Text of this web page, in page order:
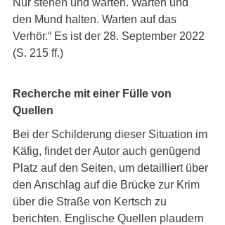
Nur stehen und warten. Warten und
den Mund halten. Warten auf das
Verhör.“ Es ist der 28. September 2022
(S. 215 ff.)
Recherche mit einer Fülle von
Quellen
Bei der Schilderung dieser Situation im
Käfig, findet der Autor auch genügend
Platz auf den Seiten, um detailliert über
den Anschlag auf die Brücke zur Krim
über die Straße von Kertsch zu
berichten. Englische Quellen plaudern